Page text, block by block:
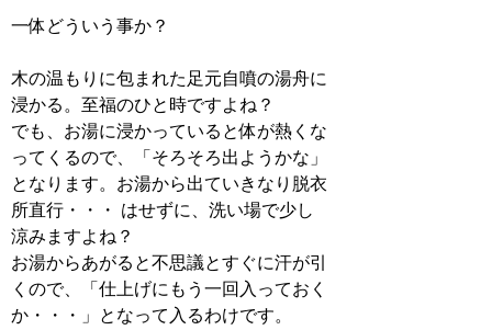
一体どういう事か？
木の温もりに包まれた足元自噴の湯舟に
浸かる。至福のひと時ですよね？
でも、お湯に浸かっていると体が熱くな
ってくるので、「そろそろ出ようかな」
となります。お湯から出ていきなり脱衣
所直行・・・ はせずに、洗い場で少し
涼みますよね？
お湯からあがると不思議とすぐに汗が引
くので、「仕上げにもう一回入っておく
か・・・」となって入るわけです。